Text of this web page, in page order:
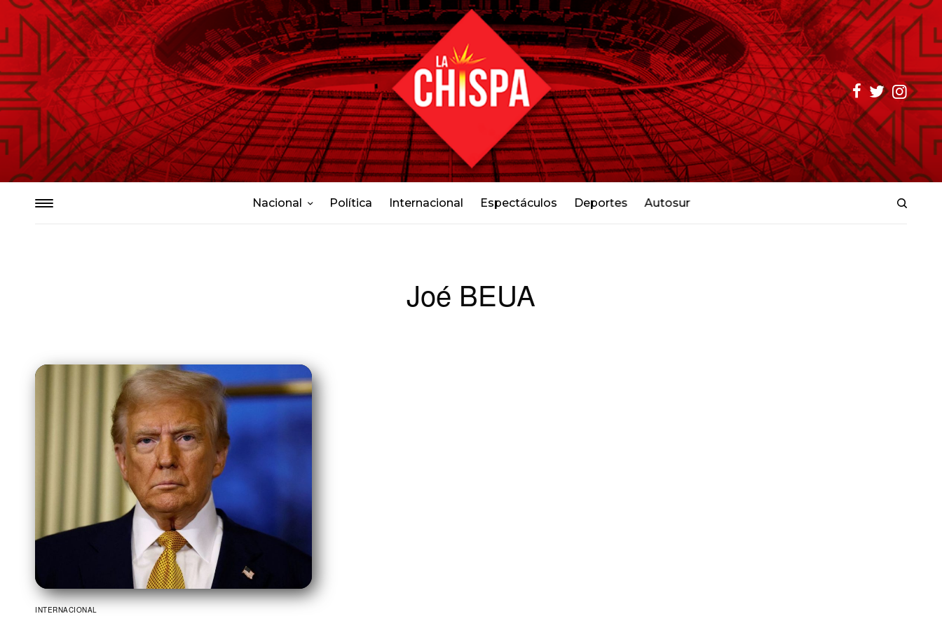
Nacional Política Internacional Espectáculos Deportes Autosur
Joé BEUA
INTERNACIONAL